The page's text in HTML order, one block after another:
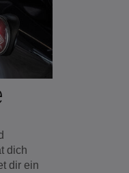
dich
dir ein